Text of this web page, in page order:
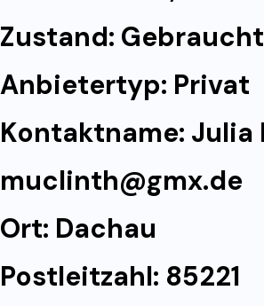
Zustand: Gebraucht
Anbietertyp: Privat
Kontaktname: Julia
muclinth@gmx.de
Ort: Dachau
Postleitzahl: 85221